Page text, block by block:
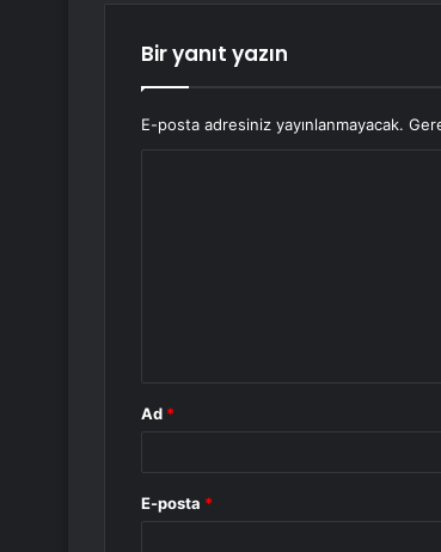
Bir yanıt yazın
E-posta adresiniz yayınlanmayacak.
Ad *
E-posta *